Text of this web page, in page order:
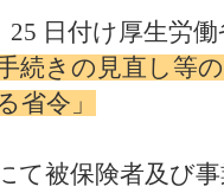
日付け厚生労
続きの見直し等
省令」
て被保険者及び